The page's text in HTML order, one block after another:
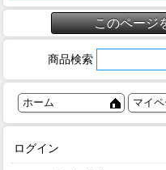
このページ
商品検索
ホーム マイ
ログイン